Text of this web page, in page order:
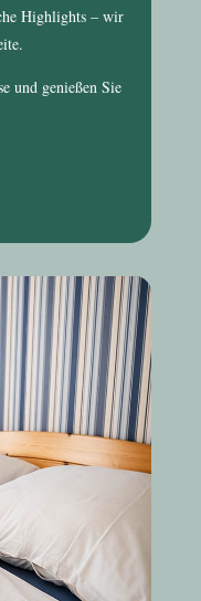
Highlights – wir
und genießen Sie